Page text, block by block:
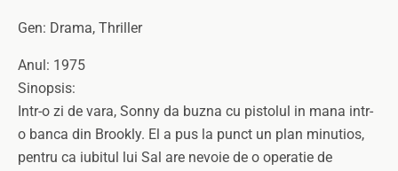
Gen: Drama, Thriller
Anul: 1975
Sinopsis:
Intr-o zi de vara, Sonny da buzna cu pistolul in mana intr-
o banca din Brookly. El a pus la punct un plan minutios,
pentru ca iubitul lui Sal are nevoie de o operatie de